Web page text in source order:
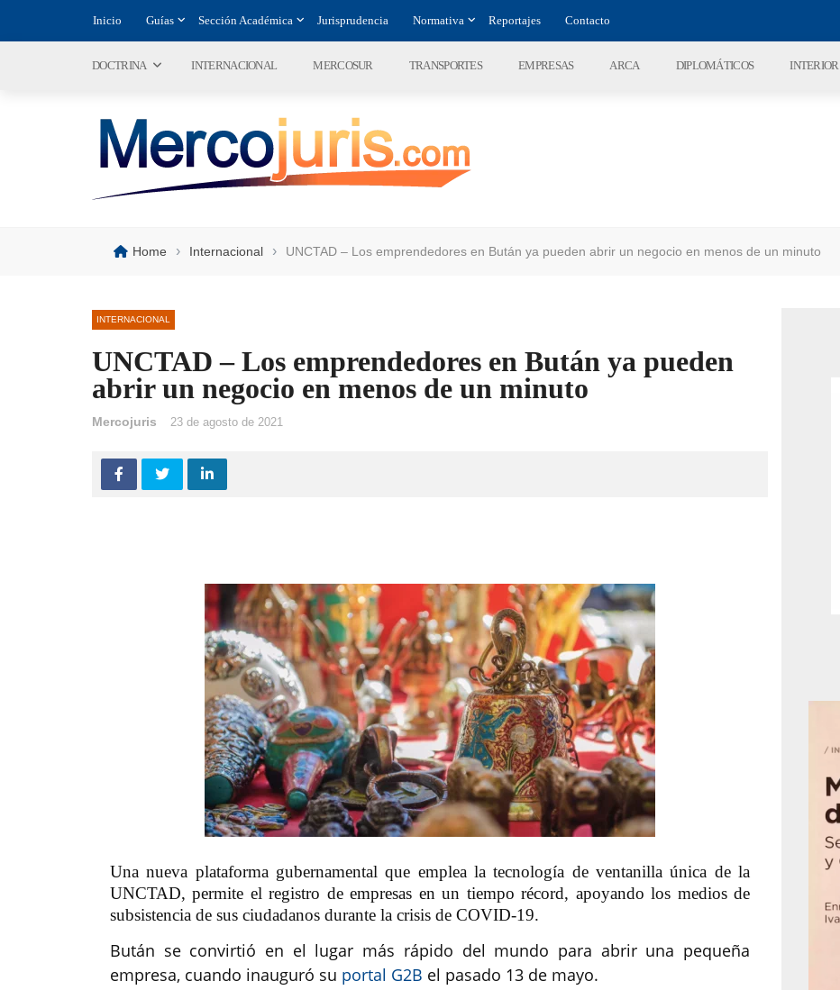
Inicio Guías Sección Académica Jurisprudencia Normativa Reportajes Contacto
DOCTRINA INTERNACIONAL MERCOSUR TRANSPORTES EMPRESAS ARCA DIPLOMÁTICOS INTERIOR
Home › Internacional › UNCTAD – Los emprendedores en Bután ya pueden abrir un negocio en menos de un minuto
INTERNACIONAL
UNCTAD – Los emprendedores en Bután ya pueden
abrir un negocio en menos de un minuto
Mercojuris 23 de agosto de 2021
Una nueva plataforma gubernamental que emplea la tecnología de ventanilla única de la
UNCTAD, permite el registro de empresas en un tiempo récord, apoyando los medios de
subsistencia de sus ciudadanos durante la crisis de COVID-19.
Bután se convirtió en el lugar más rápido del mundo para abrir una pequeña
empresa, cuando inauguró su portal G2B el pasado 13 de mayo.